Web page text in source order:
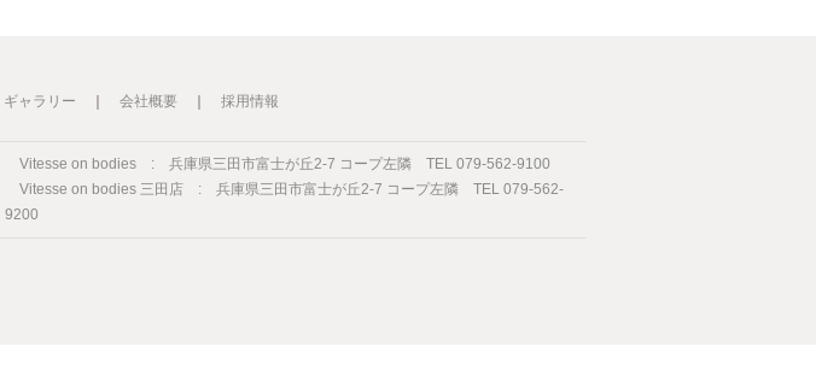
ギャラリー 会社概要 採用情報
Vitesse on bodies : 兵庫県三田市富士が丘2-7 コープ左隣 TEL 079-562-9100
Vitesse on bodies 三田店 : 兵庫県三田市富士が丘2-7 コープ左隣 TEL 079-562-
9200